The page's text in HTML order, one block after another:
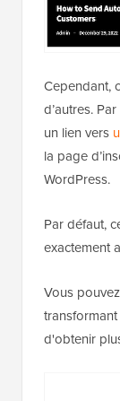
Cependant,
d’autres.
un lien vers
la page
WordPress.
Par défaut,
exactement
Vous
d'obtenir